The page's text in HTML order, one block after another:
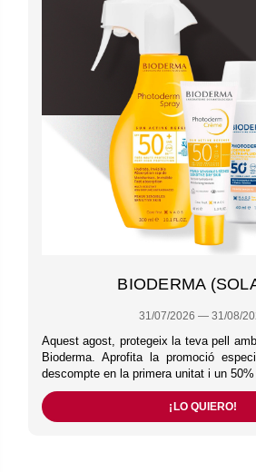
BIODERMA
31/07/2026 — 31/08/
Aquest agost, protegeix la teva pell
Bioderma. Aprofita la promoció
descompte en la primera unitat i un 50%
¡LO QUIERO!